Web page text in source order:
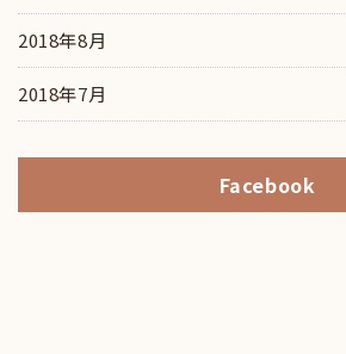
2018年8月
2018年7月
Facebook